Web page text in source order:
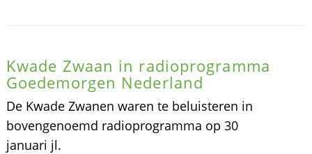
Kwade Zwaan in radioprogramma
Goedemorgen Nederland
De Kwade Zwanen waren te beluisteren in
bovengenoemd radioprogramma op 30
januari jl.